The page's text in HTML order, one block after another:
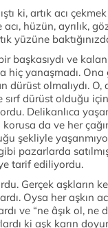
ki, artık acı
hüzün, ayrılık,
yüzüne
başkasıydı ve
hiç yanaşmadı.
dürüst olmalıydı.
dürüst olduğu
Delikanlıca
korusa da ve her
şekliyle
pazarlarda
tarif ediliyordu.
Gerçek aşkların
Oysa her aşkın
ve “ne âşık ol, ne
ki aşk karın